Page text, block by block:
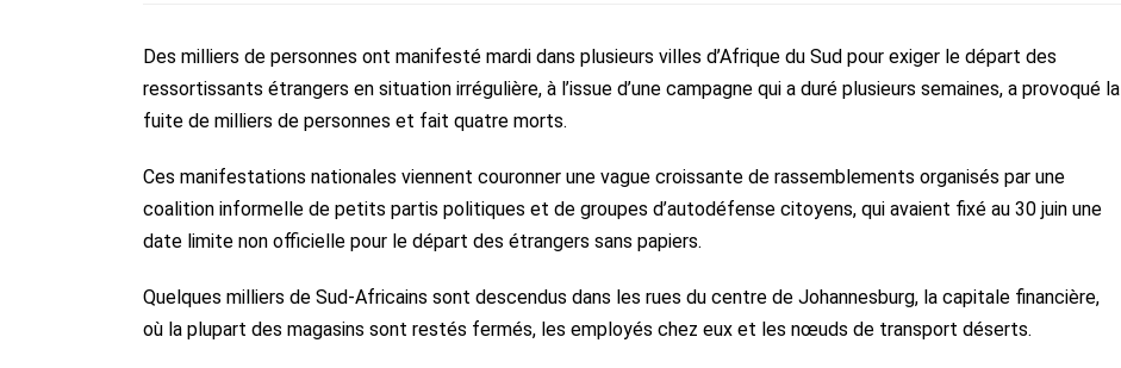
Des milliers de personnes ont manifesté mardi dans plusieurs villes d’Afrique du Sud pour exiger le départ des
ressortissants étrangers en situation irrégulière, à l’issue d’une campagne qui a duré plusieurs semaines, a provoqué la
fuite de milliers de personnes et fait quatre morts.
Ces manifestations nationales viennent couronner une vague croissante de rassemblements organisés par une
coalition informelle de petits partis politiques et de groupes d’autodéfense citoyens, qui avaient fixé au 30 juin une
date limite non officielle pour le départ des étrangers sans papiers.
Quelques milliers de Sud-Africains sont descendus dans les rues du centre de Johannesburg, la capitale financière,
où la plupart des magasins sont restés fermés, les employés chez eux et les nœuds de transport déserts.